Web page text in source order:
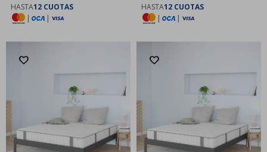
HASTA12 CUOTAS
|
|
HASTA12 CUOTAS
|
|